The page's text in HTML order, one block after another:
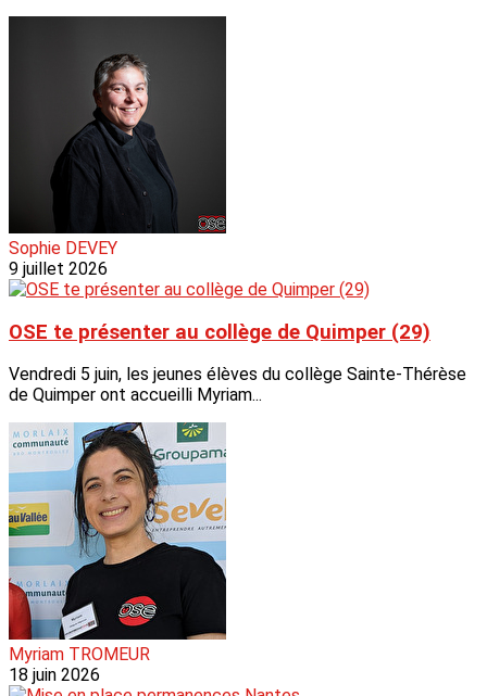
Sophie DEVEY
9 juillet 2026
OSE te présenter au collège de Quimper (29)
Vendredi 5 juin, les jeunes élèves du collège Sainte-Thérèse
de Quimper ont accueilli Myriam...
Myriam TROMEUR
18 juin 2026